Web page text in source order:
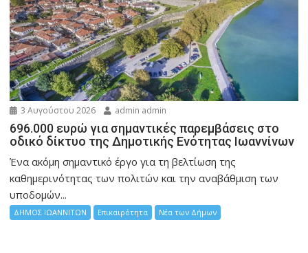
3 Αυγούστου 2026 admin admin
696.000 ευρώ για σημαντικές παρεμβάσεις στο
οδικό δίκτυο της Δημοτικής Ενότητας Ιωαννίνων
Ένα ακόμη σημαντικό έργο για τη βελτίωση της
καθημερινότητας των πολιτών και την αναβάθμιση των
υποδομών...
ΔΗΜΟΣ ΙΩΑΝΝΙΤΩΝ Επικαιρότητα Νέα των Δήμων